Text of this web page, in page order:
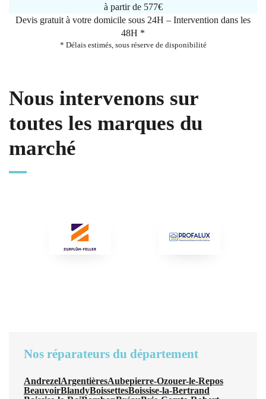
à partir de 577€
Devis gratuit à votre domicile sous 24H – Intervention dans les
48H *
* Délais estimés, sous réserve de disponibilité
Nous intervenons sur
toutes les marques du
marché
Nos réparateurs du département
AndrezelArgentièresAubepierre-Ozouer-le-Repos
BeauvoirBlandyBoissettesBoissise-la-Bertrand